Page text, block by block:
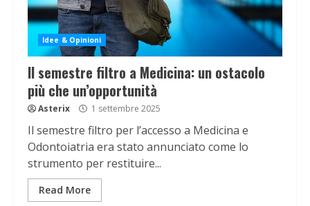
Idee & Opinioni
Il semestre filtro a Medicina: un ostacolo
più che un’opportunità
Asterix 1 settembre 2025
Il semestre filtro per l’accesso a Medicina e
Odontoiatria era stato annunciato come lo
strumento per restituire...
Read More